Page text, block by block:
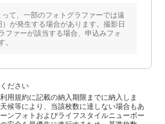
て、一部のフォトグラファーでは遠
が発生する場合があります。撮影日
ファーが該当する場合、申込みフォ
。
ださい
用規約に記載の納入期限までに納入しま
候等により、当該枚数に達しない場合もあ
ンフォトおよびライフスタイルニューボー